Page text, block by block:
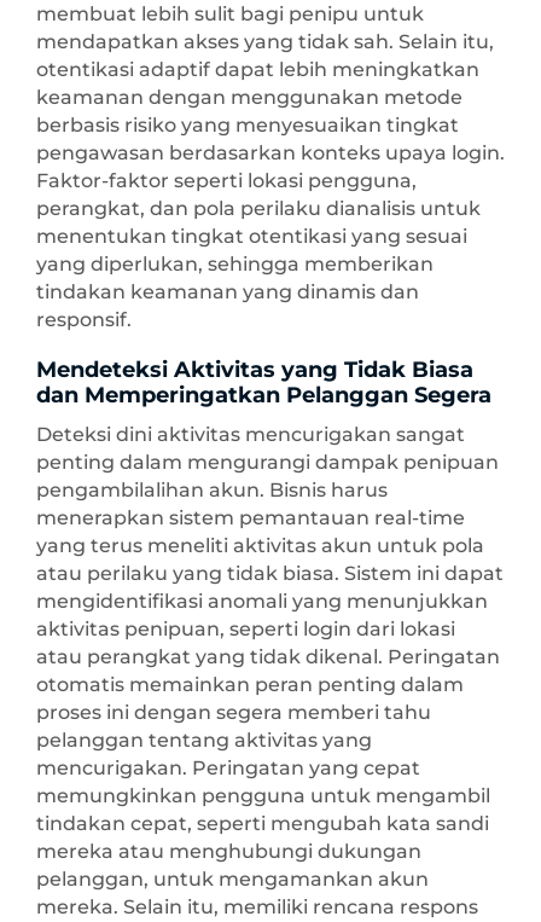
membuat lebih sulit bagi penipu untuk
mendapatkan akses yang tidak sah. Selain itu,
otentikasi adaptif dapat lebih meningkatkan
keamanan dengan menggunakan metode
berbasis risiko yang menyesuaikan tingkat
pengawasan berdasarkan konteks upaya login.
Faktor-faktor seperti lokasi pengguna,
perangkat, dan pola perilaku dianalisis untuk
menentukan tingkat otentikasi yang sesuai
yang diperlukan, sehingga memberikan
tindakan keamanan yang dinamis dan
responsif.
Mendeteksi Aktivitas yang Tidak Biasa
dan Memperingatkan Pelanggan Segera
Deteksi dini aktivitas mencurigakan sangat
penting dalam mengurangi dampak penipuan
pengambilalihan akun. Bisnis harus
menerapkan sistem pemantauan real-time
yang terus meneliti aktivitas akun untuk pola
atau perilaku yang tidak biasa. Sistem ini dapat
mengidentifikasi anomali yang menunjukkan
aktivitas penipuan, seperti login dari lokasi
atau perangkat yang tidak dikenal. Peringatan
otomatis memainkan peran penting dalam
proses ini dengan segera memberi tahu
pelanggan tentang aktivitas yang
mencurigakan. Peringatan yang cepat
memungkinkan pengguna untuk mengambil
tindakan cepat, seperti mengubah kata sandi
mereka atau menghubungi dukungan
pelanggan, untuk mengamankan akun
mereka. Selain itu, memiliki rencana respons